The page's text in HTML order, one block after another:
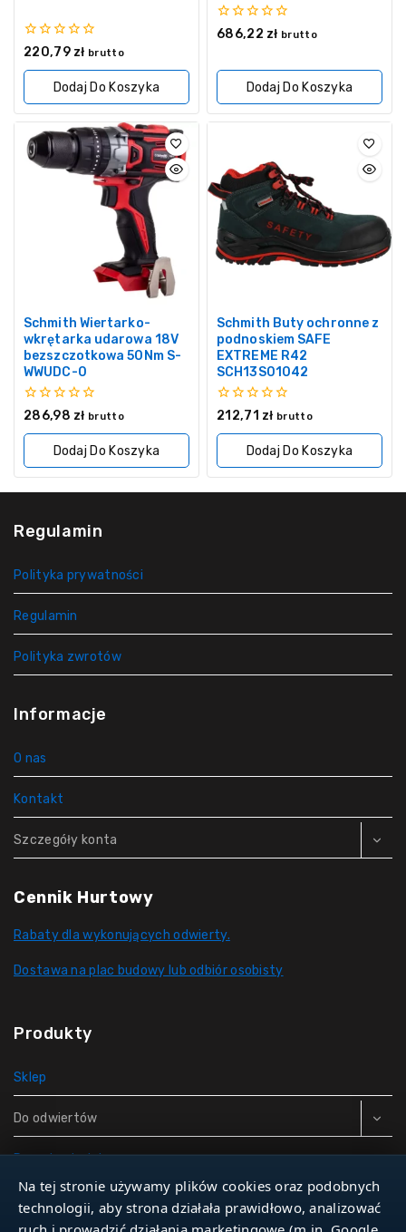
0
5
220,79 zł brutto
Dodaj Do Koszyka
0
686,22 zł brutto
Dodaj Do Koszyka
Schmith Wiertarko-
wkrętarka udarowa 18V
bezszczotkowa 50Nm S-
WWUDC-0
0
5
286,98 zł brutto
Dodaj Do Koszyka
Schmith Buty ochronne z
podnoskiem SAFE
EXTREME R42
SCH13S01042
0
5
212,71 zł brutto
Dodaj Do Koszyka
Regulamin
Polityka prywatności
Regulamin
Polityka zwrotów
Informacje
O nas
Kontakt
Szczegóły konta
Cennik Hurtowy
Rabaty dla wykonujących odwierty.
Dostawa na plac budowy lub odbiór osobisty
Produkty
Sklep
Do odwiertów
Rury do studni
Zbiorniki hydroforowe
Na tej stronie używamy plików cookies oraz podobnych
technologii, aby strona działała prawidłowo, analizować